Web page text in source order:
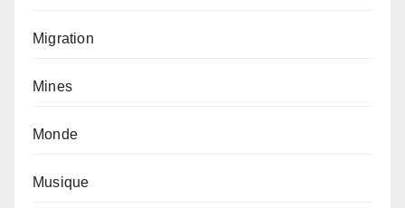
Migration
Mines
Monde
Musique